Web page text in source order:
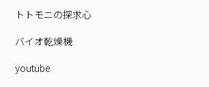
トトモニの探求心
バイオ乾燥機
youtube